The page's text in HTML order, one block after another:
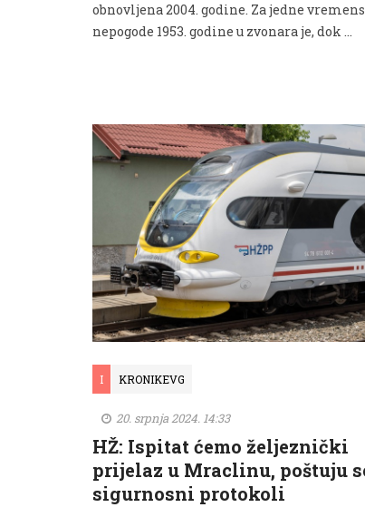
obnovljena 2004. godine. Za jedne
nepogode 1953. godine u zvonara je, dok …
I KRONIKEVG
20. srpnja 2024. 14:33
HŽ: Ispitat ćemo željeznički
prijelaz u Mraclinu, poštuju
sigurnosni protokoli